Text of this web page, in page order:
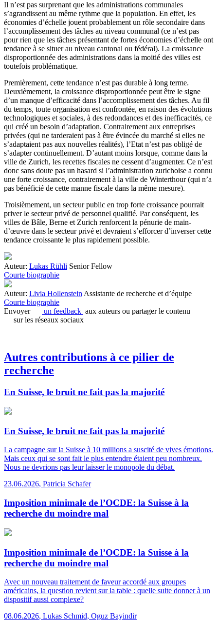
Il n’est pas surprenant que les administrations communales
s’agrandissent au même rythme que la population. En effet, les
économies d’échelle jouent probablement un rôle secondaire dans
l’accomplissement des tâches au niveau communal (ce n’est pas
pour rien que les tâches présentant de fortes économies d’échelle ont
tendance à se situer au niveau cantonal ou fédéral). La croissance
disproportionnée des administrations dans la moitié des villes est
toutefois problématique.
Premièrement, cette tendance n’est pas durable à long terme.
Deuxièmement, la croissance disproportionnée peut être le signe
d’un manque d’efficacité dans l’accomplissement des tâches. Au fil
du temps, toute organisation est confrontée, en raison des évolutions
technologiques et sociales, à des redondances et des inefficacités, ce
qui créé un besoin d’adaptation. Contrairement aux entreprises
privées (qui ne tarderaient pas à être évincée du marché si elles ne
s’adaptaient pas aux nouvelles réalités), l’Etat n’est pas obligé de
s’adapter continuellement. D’autant moins lorsque, comme dans la
ville de Zurich, les recettes fiscales ne cessent d’augmenter. Ce n’est
donc sans doute pas un hasard si l’administration zurichoise a connu
une forte croissance, contrairement à la ville de Winterthour (qui n’a
pas bénéficié de cette manne fiscale dans la même mesure).
Troisièmement, un secteur public en trop forte croissance pourrait
priver le secteur privé de personnel qualifié. Par conséquent, les
villes de Bâle, Berne et Zurich renforcent la pénurie de main-
d’œuvre dans le secteur privé et devraient s’efforcer d’inverser cette
tendance croissante le plus rapidement possible.
Auteur: Lukas Rühli Senior Fellow
Courte biographie
Auteur: Livia Hollenstein Assistante de recherche et d’équipe
Courte biographie
Envoyer
un feedback aux auteurs ou partager le contenu
sur les réseaux sociaux
Autres contributions à ce pilier de
recherche
En Suisse, le bruit ne fait pas la majorité
En Suisse, le bruit ne fait pas la majorité
La campagne sur la Suisse à 10 millions a suscité de vives émotions.
Mais ceux qui se sont fait le plus entendre étaient peu nombreux.
Nous ne devrions pas leur laisser le monopole du débat.
23.06.2026, Patricia Schafer
Imposition minimale de l’OCDE: la Suisse à la
recherche du moindre mal
Imposition minimale de l’OCDE: la Suisse à la
recherche du moindre mal
Avec un nouveau traitement de faveur accordé aux groupes
américains, la question revient sur la table : quelle suite donner à un
dispositif aussi complexe?
08.06.2026, Lukas Schmid, Oguz Bayindir